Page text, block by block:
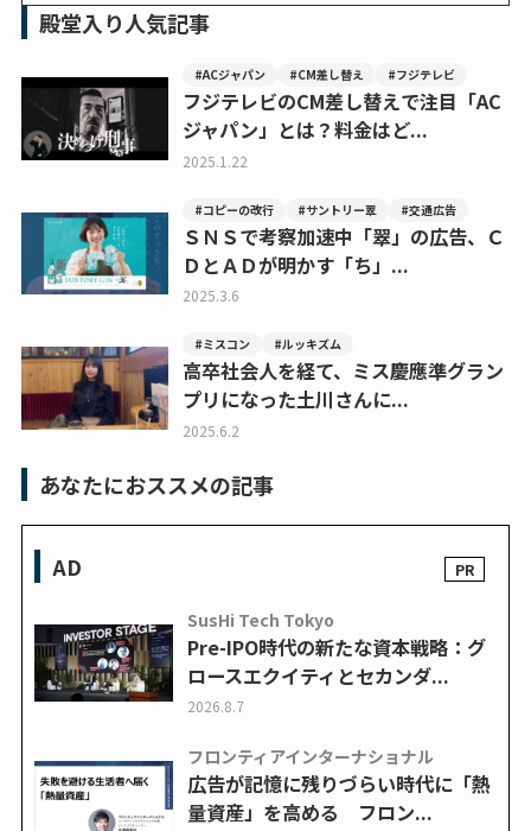
殿堂入り人気記事
#ACジャパン #CM差し替え #フジテレビ
フジテレビのCM差し替えで注目「AC
ジャパン」とは？料金はど...
2025.1.22
#コピーの改行 #サントリー翠 #交通広告
ＳＮＳで考察加速中「翠」の広告、Ｃ
ＤとＡＤが明かす「ち」...
2025.3.6
#ミスコン #ルッキズム
高卒社会人を経て、ミス慶應準グラン
プリになった土川さんに...
2025.6.2
あなたにおススメの記事
AD
SusHi Tech Tokyo
Pre-IPO時代の新たな資本戦略：グ
ロースエクイティとセカンダ...
2026.8.7
フロンティアインターナショナル
広告が記憶に残りづらい時代に「熱
量資産」を高める フロン...